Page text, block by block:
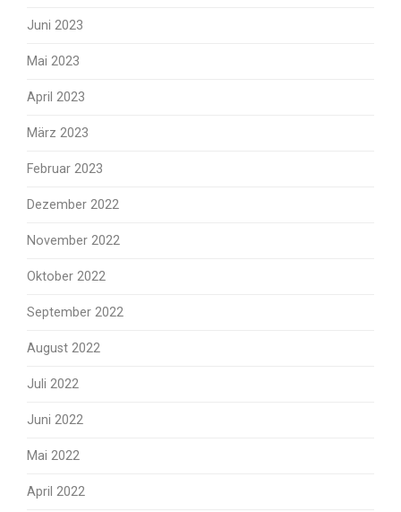
Juni 2023
Mai 2023
April 2023
März 2023
Februar 2023
Dezember 2022
November 2022
Oktober 2022
September 2022
August 2022
Juli 2022
Juni 2022
Mai 2022
April 2022